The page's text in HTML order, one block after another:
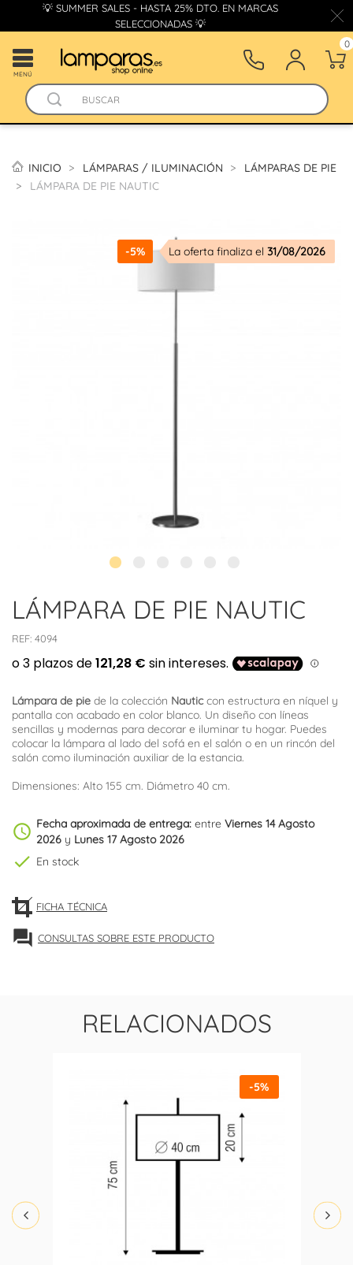
💡 SUMMER SALES - HASTA 25% DTO. EN MARCAS
SELECCIONADAS 💡
MENÚ
0
INICIO LÁMPARAS / ILUMINACIÓN
LÁMPARAS DE PIE
LÁMPARA DE PIE NAUTIC
-5% La oferta finaliza el 31/08/2026
LÁMPARA DE PIE NAUTIC
REF: 4094
Lámpara de pie de la colección Nauticcon estructura en níquel y
pantalla con acabado en color blanco. Un diseño con líneas
sencillas y modernas para decorar e iluminar tu hogar. Puedes
colocar la lámpara al lado del sofá en el salón o en un rincón del
salón como iluminación auxiliar de la estancia.
Dimensiones: Alto 155 cm. Diámetro 40 cm.
schedule Fecha aproximada de entrega: entre Viernes 14 Agosto
2026 y Lunes 17 Agosto 2026
check En stock
FICHA TÉCNICA
forum CONSULTAS SOBRE ESTE PRODUCTO
RELACIONADOS
-5%